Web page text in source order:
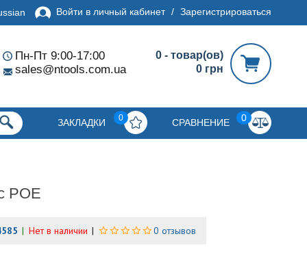
Войти в личный кабинет / Зарегистрироваться
Пн-Пт 9:00-17:00
sales@ntools.com.ua
0 - товар(ов)
0 грн
ЗАКЛАДКИ 0 СРАВНЕНИЕ 0
POE
Нет в наличии 0 отзывов